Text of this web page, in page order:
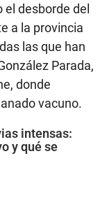
el desborde del
a la provincia
las que han
Parada,
donde
vacuno.
intensas:
y qué se